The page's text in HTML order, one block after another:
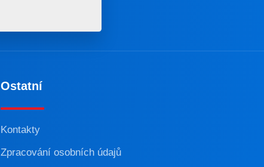
Ostatní
Kontakty
Zpracování osobních údajů